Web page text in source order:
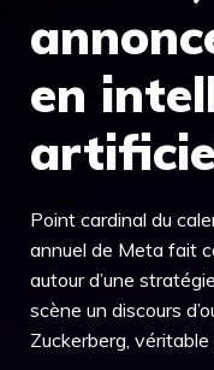
en
Point cardinal du
annuel de Meta fait
autour d’une
scène un discours
Zuckerberg,